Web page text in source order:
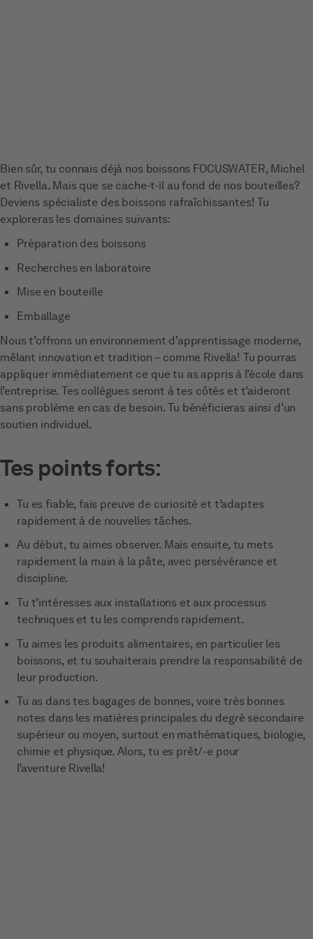
Bien sûr, tu connais déjà nos boissons FOCUSWATER, Michel
et Rivella. Mais que se cache-t-il au fond de nos bouteilles?
Deviens spécialiste des boissons rafraîchissantes! Tu
exploreras les domaines suivants:
Préparation des boissons
Recherches en laboratoire
Mise en bouteille
Emballage
Nous t’offrons un environnement d’apprentissage moderne,
mêlant innovation et tradition – comme Rivella! Tu pourras
appliquer immédiatement ce que tu as appris à l’école dans
l’entreprise. Tes collègues seront à tes côtés et t’aideront
sans problème en cas de besoin. Tu bénéficieras ainsi d’un
soutien individuel.
Tes points forts:
Tu es fiable, fais preuve de curiosité et t’adaptes
rapidement à de nouvelles tâches.
Au début, tu aimes observer. Mais ensuite, tu mets
rapidement la main à la pâte, avec persévérance et
discipline.
Tu t’intéresses aux installations et aux processus
techniques et tu les comprends rapidement.
Tu aimes les produits alimentaires, en particulier les
boissons, et tu souhaiterais prendre la responsabilité de
leur production.
Tu as dans tes bagages de bonnes, voire très bonnes
notes dans les matières principales du degré secondaire
supérieur ou moyen, surtout en mathématiques, biologie,
chimie et physique. Alors, tu es prêt/-e pour
l’aventure Rivella!